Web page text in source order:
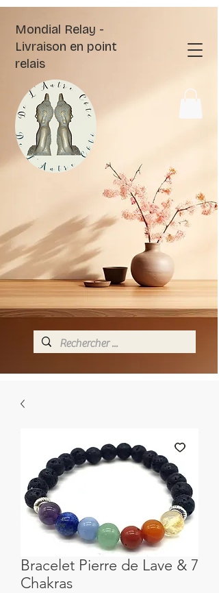
Mondial Relay -
Livraison en point
relais
Bracelet Pierre de Lave & 7
Chakras